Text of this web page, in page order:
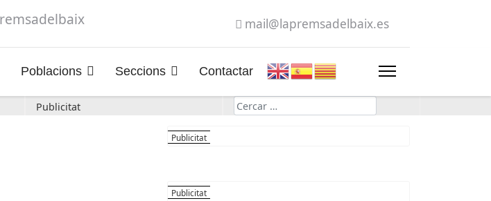
mail@lapremsadelbaix.es
Poblacions Seccions Contactar
Publicitat Cerca